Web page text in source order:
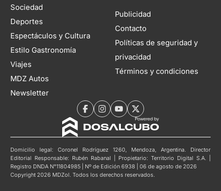
Sociedad
Deportes
Espectáculos y Cultura
Estilo Gastronomía
Viajes
MDZ Autos
Newsletter
Publicidad
Contacto
Políticas de seguridad y
privacidad
Términos y condiciones
Domicilio legal: Coronel Rodríguez 1260, Mendoza, Argentina. Director
Editorial Responsable: Rubén Rabanal | Propietario: Territorio Digital S.A. |
Registro DNDA N°11804985 | Nº de Edición 6938 | 06 de agosto de 2026
Copyright 2026 MDZol. Todos los derechos reservados.